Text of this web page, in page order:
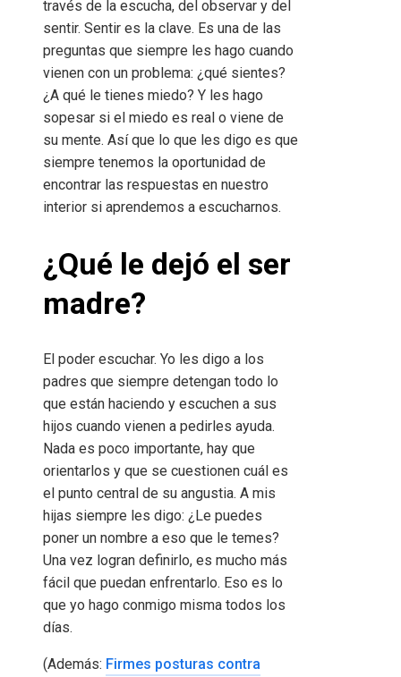
través de la escucha, del observar y del
sentir. Sentir es la clave. Es una de las
preguntas que siempre les hago cuando
vienen con un problema: ¿qué sientes?
¿A qué le tienes miedo? Y les hago
sopesar si el miedo es real o viene de
su mente. Así que lo que les digo es que
siempre tenemos la oportunidad de
encontrar las respuestas en nuestro
interior si aprendemos a escucharnos.
¿Qué le dejó el ser
madre?
El poder escuchar. Yo les digo a los
padres que siempre detengan todo lo
que están haciendo y escuchen a sus
hijos cuando vienen a pedirles ayuda.
Nada es poco importante, hay que
orientarlos y que se cuestionen cuál es
el punto central de su angustia. A mis
hijas siempre les digo: ¿Le puedes
poner un nombre a eso que le temes?
Una vez logran definirlo, es mucho más
fácil que puedan enfrentarlo. Eso es lo
que yo hago conmigo misma todos los
días.
(Además: Firmes posturas contra